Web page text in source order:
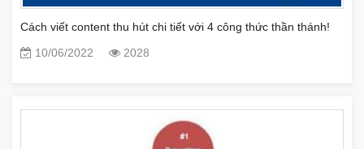
Cách viết content thu hút chi tiết với 4 công thức thần thánh!
10/06/2022
2028